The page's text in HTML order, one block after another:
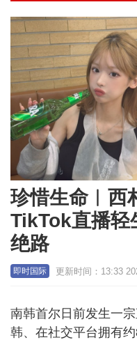
珍惜生命︱西
TikTok直播轻
绝路
即时国际 更新时间：13:33
南韩首尔日前发生一
韩、在社交平台拥有